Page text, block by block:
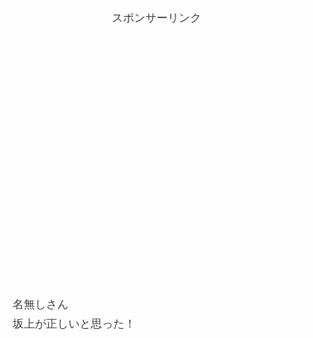
スポンサーリンク
名無しさん
坂上が正しいと思った！